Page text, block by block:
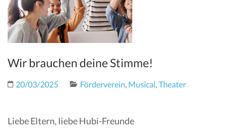
Wir brauchen deine Stimme!
20/03/2025 Förderverein, Musical,Theater
Liebe Eltern, liebe Hubi-Freunde